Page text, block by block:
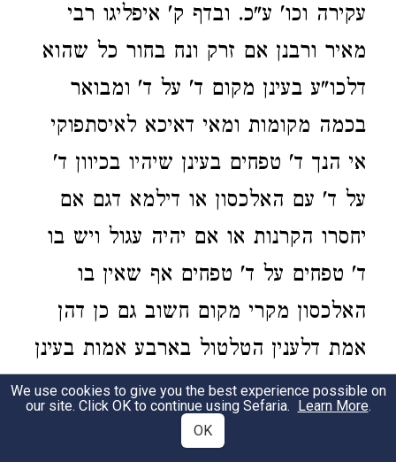
עקירה וכו' ע"כ. ובדף ק' איפליגו רבי
מאיר ורבנן אם זרק ונח בחור כל שהוא
דלכו"ע בעינן מקום ד' על ד' ומבואר
בכמה מקומות ומאי דאיכא לאיסתפוקי
אי הנך ד' טפחים בעינן שיהיו בכיוון ד'
על ד' עם האלכסון או דילמא דגם אם
יחסרו הקרנות או אם יהיה עגול ויש בו
ד' טפחים על ד' טפחים אף שאין בו
האלכסון מקרי מקום חשוב גם כן דהן
אמת דלענין הטלטול בארבע אמות בעינן
שיהיו עם האלכסון דוקא דהיינו חמש
אמות ושלשה חומשי אמה כמ"ש
We use cookies to give you the best experience possible on
our site. Click OK to continue using Sefaria. Learn More.
OK